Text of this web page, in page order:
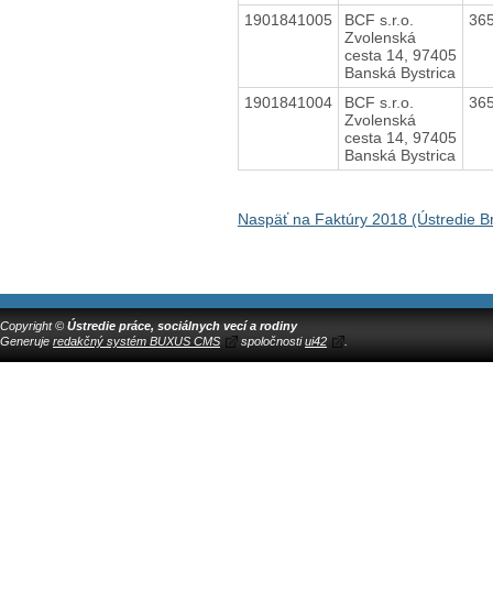
1901841005
BCF s.r.o.
Zvolenská
cesta 14, 97405
Banská Bystrica
1901841004
BCF s.r.o.
Zvolenská
cesta 14, 97405
Banská Bystrica
Naspäť na Faktúry 2018 (Ústredie
Copyright © Ústredie práce, sociálnych vecí a rodiny
Generuje redakčný systém BUXUS CMS spoločnostiui42